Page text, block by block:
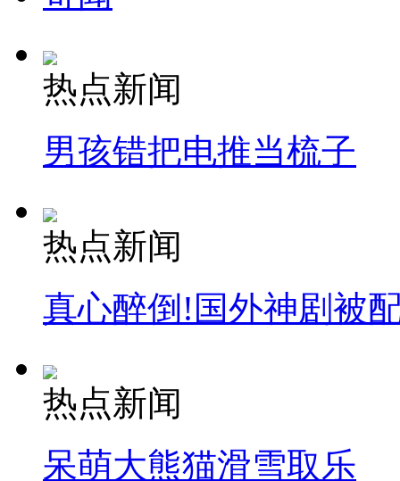
热点新闻
男孩错把电推当梳子
热点新闻
真心醉倒!国外神剧被
热点新闻
呆萌大熊猫滑雪取乐